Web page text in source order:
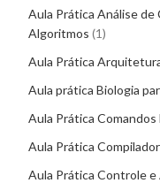
Aula Prática Análise
Algoritmos 1
Aula Prática
Aula prática Biologia
Aula Prática
Aula Prática
Aula Prática Controle